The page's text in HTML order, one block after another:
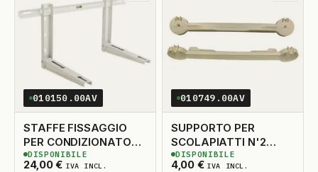
010150.00AV
STAFFE FISSAGGIO
PER CONDIZIONATORE
120KG
24,00€ IVA INCL.
2DISPONIBILI
DISPONIBILE
010749.00AV
SUPPORTO PER
SCOLAPIATTI N'2
INTERNO 226MM.
4,00 € IVA INCL.
6DISPONIBILI
DISPONIBILE